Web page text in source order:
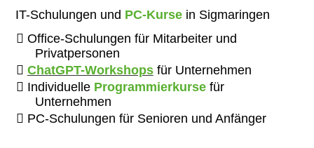
IT-Schulungen und PC-Kurse in Sigmaringen
Office-Schulungen für Mitarbeiter und
Privatpersonen
ChatGPT-Workshopsfür Unternehmen
Individuelle Programmierkursefür
Unternehmen
PC-Schulungen für Senioren und Anfänger